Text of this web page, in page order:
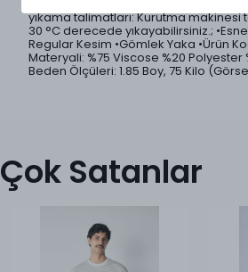
yıkama talimatları: Kurutma
30 °C derecede yıkayabilirsiniz.;
Regular Kesim •Gömlek Yaka •Ürün
Materyali: %75 Viscose %20 Polyester
Beden Ölçüleri: 1.85 Boy, 75 Kilo
Çok Satanlar